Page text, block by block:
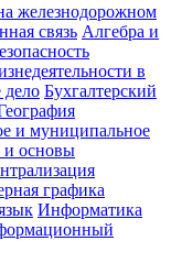
железнодорожном
связь Алгебра и
в
дело Бухгалтерский
и муниципальное
основы
графика
Информатика